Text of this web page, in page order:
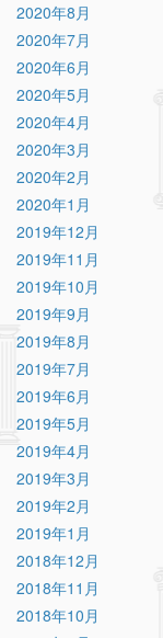
2020年8月
2020年7月
2020年6月
2020年5月
2020年4月
2020年3月
2020年2月
2020年1月
2019年12月
2019年11月
2019年10月
2019年9月
2019年8月
2019年7月
2019年6月
2019年5月
2019年4月
2019年3月
2019年2月
2019年1月
2018年12月
2018年11月
2018年10月